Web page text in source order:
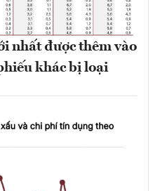
nhất được thêm vào
khác bị loại